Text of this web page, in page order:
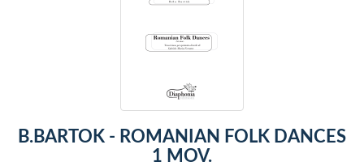
B.BARTOK - ROMANIAN FOLK DANCES
1 MOV.